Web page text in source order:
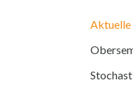
Aktuelle